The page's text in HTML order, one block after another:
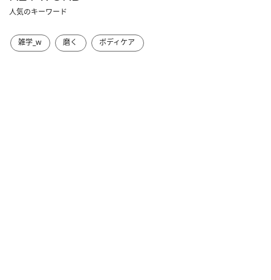
人気のキーワード
雑学_w 磨く ボディケア